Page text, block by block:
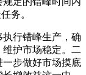
务。
行错峰生产，确
护市场稳定。二
步做好市场摸底